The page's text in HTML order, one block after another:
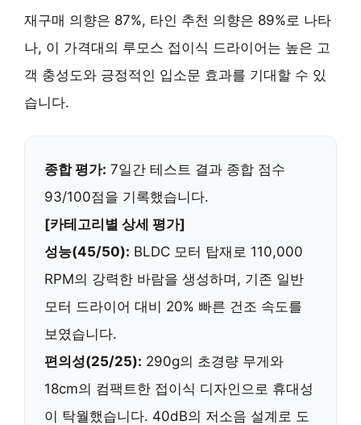
재구매 의향은 87%, 타인 추천 의향은 89%로 나타
나, 이 가격대의 루모스 접이식 드라이어는 높은 고
객 충성도와 긍정적인 입소문 효과를 기대할 수 있
습니다.
종합 평가: 7일간 테스트 결과 종합 점수
93/100점을 기록했습니다.
[카테고리별 상세 평가]
성능(45/50): BLDC 모터 탑재로 110,000
RPM의 강력한 바람을 생성하며, 기존 일반
모터 드라이어 대비 20% 빠른 건조 속도를
보였습니다.
편의성(25/25): 290g의 초경량 무게와
18cm의 컴팩트한 접이식 디자인 으로 휴대성
이 탁월했습니다. 40dB의 저소음 설계로 도